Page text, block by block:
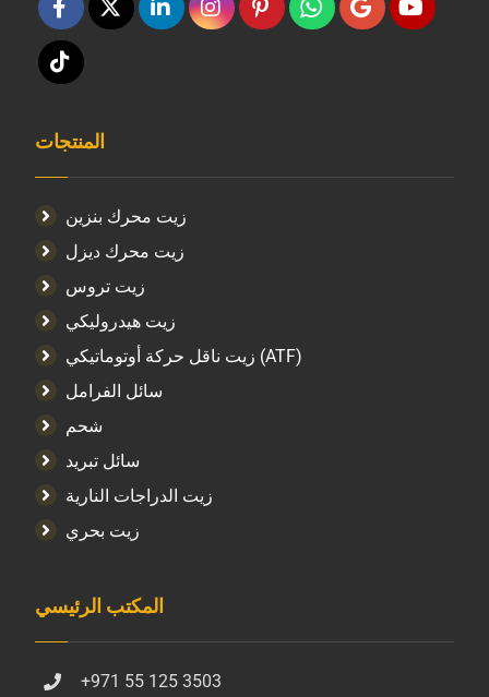
المنتجات
زيت محرك بنزين
زيت محرك ديزل
زيت تروس
زيت هيدروليكي
زيت ناقل حركة أوتوماتيكي (ATF)
سائل الفرامل
شحم
سائل تبريد
زيت الدراجات النارية
زيت بحري
المكتب الرئيسي
+971 55 125 3503